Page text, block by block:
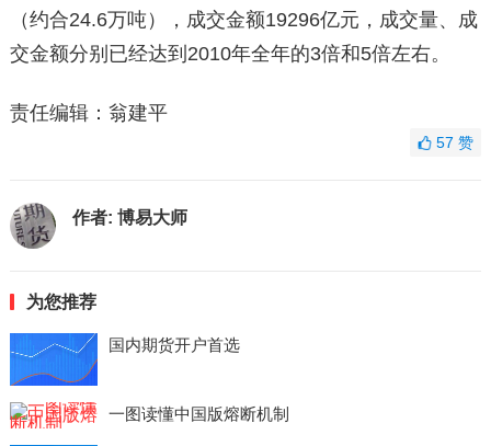
（约合24.6万吨），成交金额19296亿元，成交量、成
交金额分别已经达到2010年全年的3倍和5倍左右。
责任编辑：翁建平
57赞
作者: 博易大师
为您推荐
国内期货开户首选
一图读懂中国版熔断机制